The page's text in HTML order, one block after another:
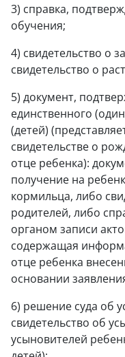
3) справка,
обучения;
4) свидетельство о
свидетельство о
5) документ,
единственного
(детей)
свидетельстве о
отце ребенка):
получение на
кормильца, либо
родителей, либо
органом записи
содержащая
отце ребенка
основании
6) решение суда об
свидетельство об
усыновителей